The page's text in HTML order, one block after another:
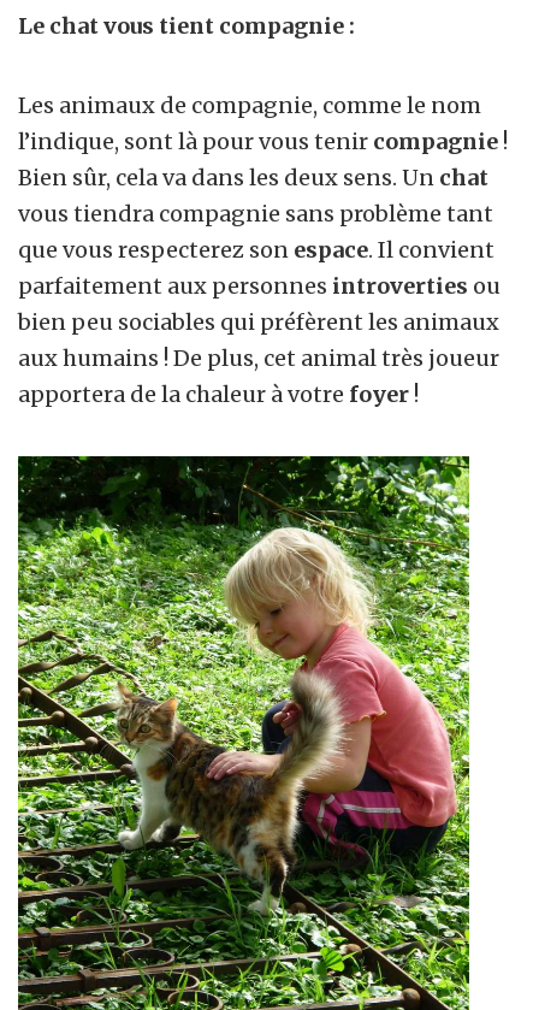
Le chat vous tient compagnie :
Les animaux de compagnie, comme le nom
l’indique, sont là pour vous tenir compagnie !
Bien sûr, cela va dans les deux sens. Un chat
vous tiendra compagnie sans problème tant
que vous respecterez son espace. Il convient
parfaitement aux personnes introverties ou
bien peu sociables qui préfèrent les animaux
aux humains ! De plus, cet animal très joueur
apportera de la chaleur à votre foyer !